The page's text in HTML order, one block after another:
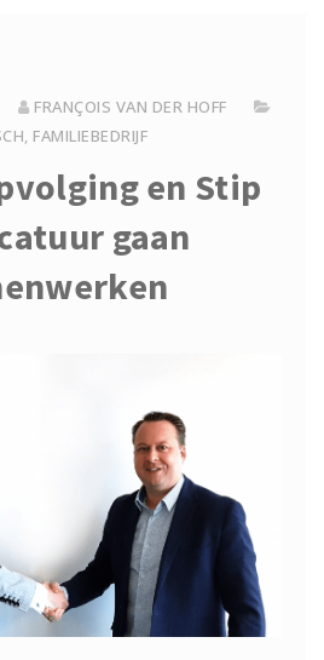
FRANÇOIS VAN DER HOFF
, FAMILIEBEDRIJF
en Stip
gaan